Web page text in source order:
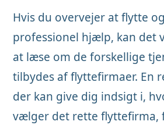
Hvis du overvejer at flytte
professionel hjælp, kan det
at læse om de forskellige
tilbydes af flyttefirmaer. En
der kan give dig indsigt i,
vælger det rette flyttefirma,